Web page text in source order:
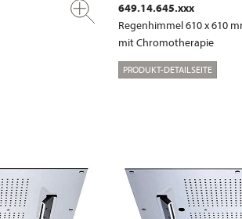
649.14.645.xxx
Regenhimmel 610 x 610
mit Chromotherapie
PRODUKT-DETAILSEITE